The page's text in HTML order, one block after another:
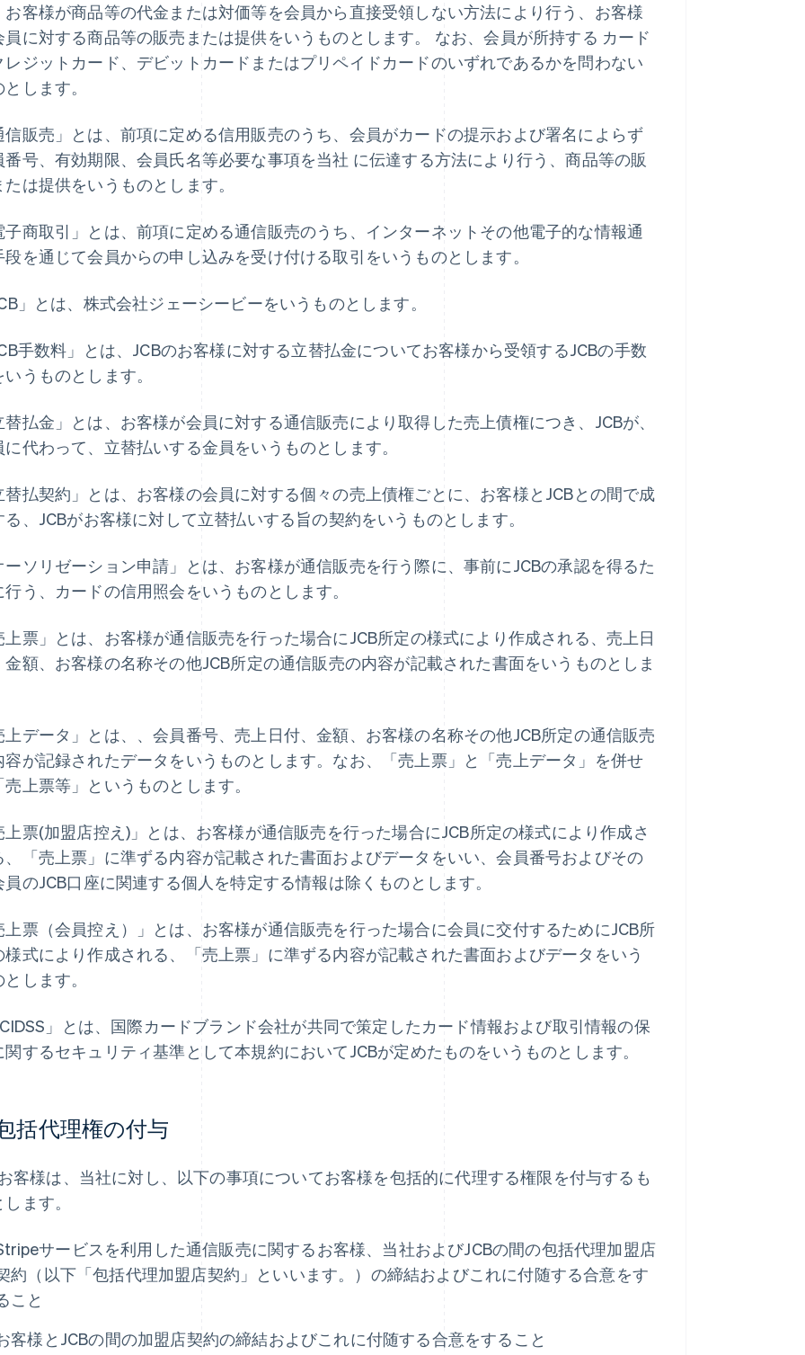
お客様が商品等の代金または対価等を会員から直接受領しない方法により行う、お客様
員に対する商品等の販売または提供をいうものとします。 なお、会員が所持する カード
レジットカード、デビットカードまたはプリペイドカードのいずれであるかを問わない
します。
信販売」とは、前項に定める信用販売のうち、会員がカードの提示および署名によらず
番号、有効期限、会員氏名等必要な事項を当社 に伝達する方法により行う、商品等の販
たは提供をいうものとします。
子商取引」とは、前項に定める通信販売のうち、インターネットその他電子的な情報通
段を通じて会員からの申し込みを受け付ける取引をいうものとします。
」とは、株式会社ジェーシービーをいうものとします。
手数料」とは、JCBのお客様に対する立替払金についてお客様から受領するJCBの手数
うものとします。
替払金」とは、お客様が会員に対する通信販売により取得した売上債権につき、JCBが、
に代わって、立替払いする金員をいうものとします。
替払契約」とは、お客様の会員に対する個々の売上債権ごとに、お客様とJCBとの間で成
る、JCBがお客様に対して立替払いする旨の契約をいうものとします。
ーソリゼーション申請」とは、お客様が通信販売を行う際に、事前にJCBの承認を得るた
行う、カードの信用照会をいうものとします。
上票」とは、お客様が通信販売を行った場合にJCB所定の様式により作成される、売上日
金額、お客様の名称その他JCB所定の通信販売の内容が記載された書面をいうものとしま
上データ」とは、、会員番号、売上日付、金額、お客様の名称その他JCB所定の通信販売
容が記録されたデータをいうものとします。なお、「売上票」と「売上データ」を併せ
売上票等」というものとします。
上票(加盟店控え)」とは、お客様が通信販売を行った場合にJCB所定の様式により作成さ
、「売上票」に準ずる内容が記載された書面およびデータをいい、会員番号およびその
員のJCB口座に関連する個人を特定する情報は除くものとします。
上票（会員控え）」とは、お客様が通信販売を行った場合に会員に交付するためにJCB所
様式により作成される、「売上票」に準ずる内容が記載された書面およびデータをいう
します。
」とは、国際カードブランド会社が共同で策定したカード情報および取引情報の保
関するセキュリティ基準として本規約においてJCBが定めたものをいうものとします。
括代理権の付与
客様は、当社に対し、以下の事項についてお客様を包括的に代理する権限を付与するも
ます。
サービスを利用した通信販売に関するお客様、当社およびJCBの間の包括代理加盟店
約（以下「包括代理加盟店契約」といいます。）の締結およびこれに付随する合意をす
こと
客様とJCBの間の加盟店契約の締結およびこれに付随する合意をすること